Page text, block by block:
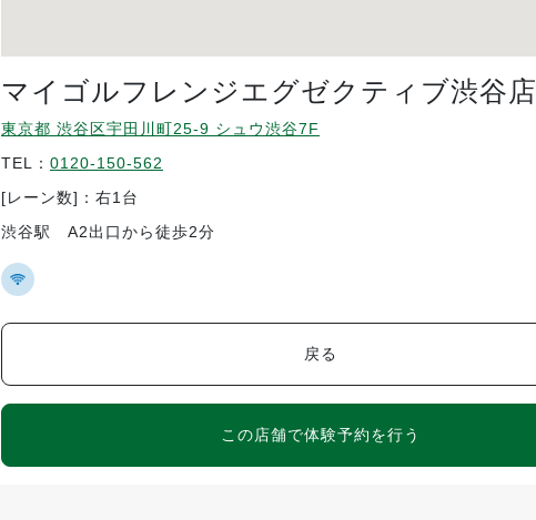
マイゴルフレンジエグゼクティブ渋谷店
東京都 渋谷区宇田川町25-9 シュウ渋谷7F
TEL： 0120-150-562
[レーン数]：右1台
渋谷駅 A2出口から徒歩2分
戻る
この店舗で体験予約を行う